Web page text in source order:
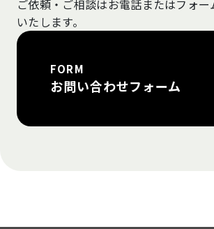
ご依頼・ご相談はお電話またはフォー
いたします。
FORM
お問い合わせフォーム